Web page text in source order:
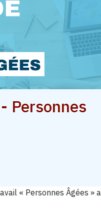
Personnes
« Personnes Âgées »